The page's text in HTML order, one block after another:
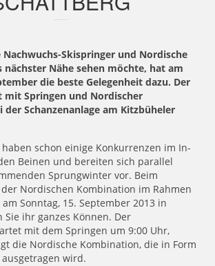
Nachwuchs-Skispringer und Nordische
nächster Nähe sehen möchte, hat am
die beste Gelegenheit dazu. Der
mit Springen und Nordischer
Schanzenanlage am Kitzbüheler
schon einige Konkurrenzen im In-
Beinen und bereiten sich parallel
Sprungwinter vor. Beim
Nordischen Kombination im Rahmen
am Sonntag, 15. September 2013 in
Sie ihr ganzes Können. Der
mit dem Springen um 9:00 Uhr,
die Nordische Kombination, die in Form
wird.